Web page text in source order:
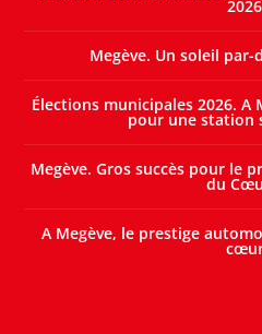
2026
Megève. Un soleil
Élections municipales 2026. A
pour une station
Megève. Gros succès pour le
du
A Megève, le prestige